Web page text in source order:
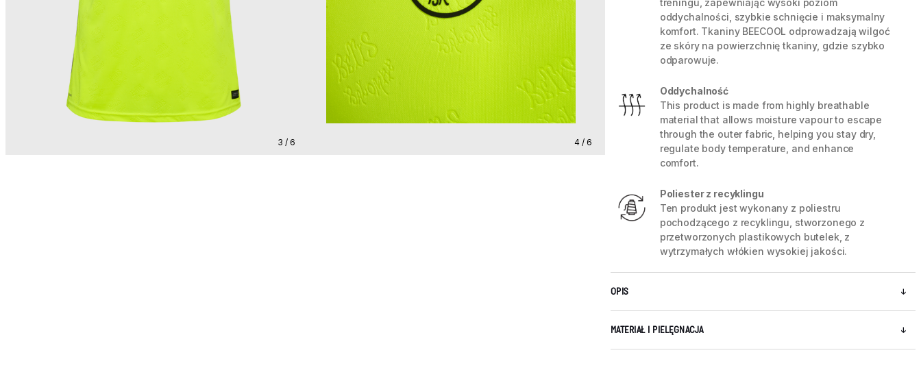
3 / 6 4 / 6 5 / 6
treningu, zapewniając wysoki poziom
oddychalności, szybkie schnięcie i maksymalny
komfort. Tkaniny BEECOOL odprowadzają wilgoć
ze skóry na powierzchnię tkaniny, gdzie szybko
odparowuje.
Oddychalność
This product is made from highly breathable
material that allows moisture vapour to escape
through the outer fabric, helping you stay dry,
regulate body temperature, and enhance
comfort.
Poliester z recyklingu
Ten produkt jest wykonany z poliestru
pochodzącego z recyklingu, stworzonego z
przetworzonych plastikowych butelek, z
wytrzymałych włókien wysokiej jakości.
OPIS
MATERIAŁ I PIELĘGNACJA